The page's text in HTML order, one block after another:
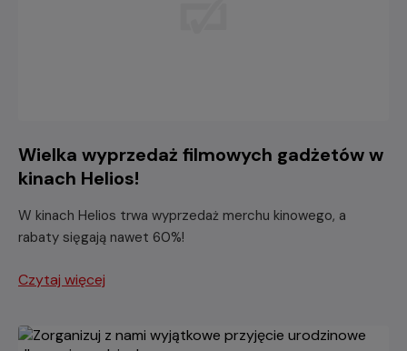
Wielka wyprzedaż filmowych gadżetów w
kinach Helios!
W kinach Helios trwa wyprzedaż merchu kinowego, a
rabaty sięgają nawet 60%!
Czytaj więcej